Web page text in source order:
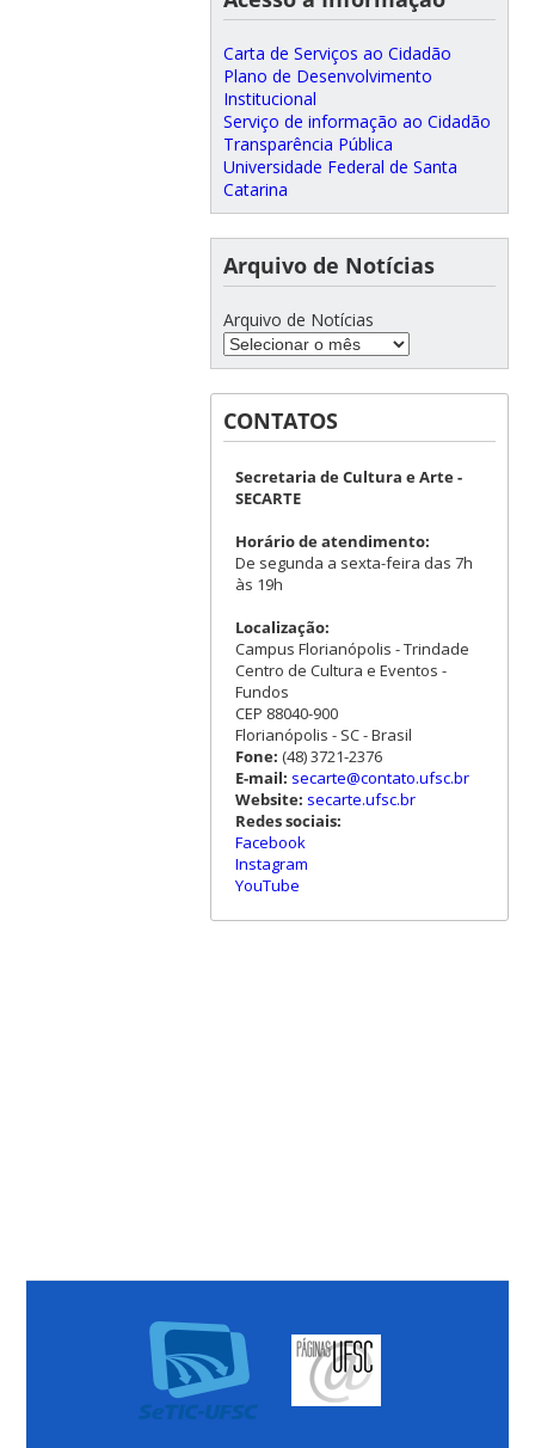
Carta de Serviços ao Cidadão
Plano de Desenvolvimento
Institucional
Serviço de informação ao Cidadão
Transparência Pública
Universidade Federal de Santa
Catarina
Arquivo de Notícias
Arquivo de Notícias
CONTATOS
Secretaria de Cultura e Arte -
SECARTE
Horário de atendimento:
De segunda a sexta-feira das 7h
às 19h
Localização:
Campus Florianópolis - Trindade
Centro de Cultura e Eventos -
Fundos
CEP 88040-900
Florianópolis - SC - Brasil
Fone: (48) 3721-2376
E-mail: secarte@contato.ufsc.br
Website: secarte.ufsc.br
Redes sociais:
Facebook
Instagram
YouTube